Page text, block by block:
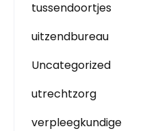
tussendoortjes
uitzendbureau
Uncategorized
utrechtzorg
verpleegkundige